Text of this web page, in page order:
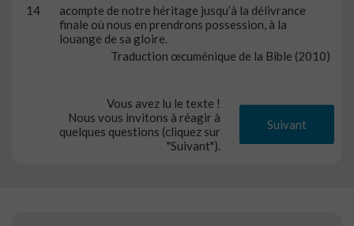
14
acompte de notre héritage jusqu’à la délivrance
finale où nous en prendrons possession, à la
louange de sa gloire.
Traduction œcuménique de la Bible (2010)
Vous avez lu le texte !
Nous vous invitons à réagir à
quelques questions (cliquez sur
"Suivant").
Suivant